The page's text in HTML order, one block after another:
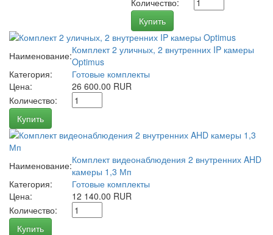
Количество:
Купить
Наименование:Комплект 2 уличных, 2 внутренних IP камеры
Optimus
Категория:
Готовые комплекты
Цена:
26 600.00 RUR
Количество:
Купить
Наименование:Комплект видеонаблюдения 2 внутренних AHD
камеры 1,3 Мп
Категория:
Готовые комплекты
Цена:
12 140.00 RUR
Количество:
Купить